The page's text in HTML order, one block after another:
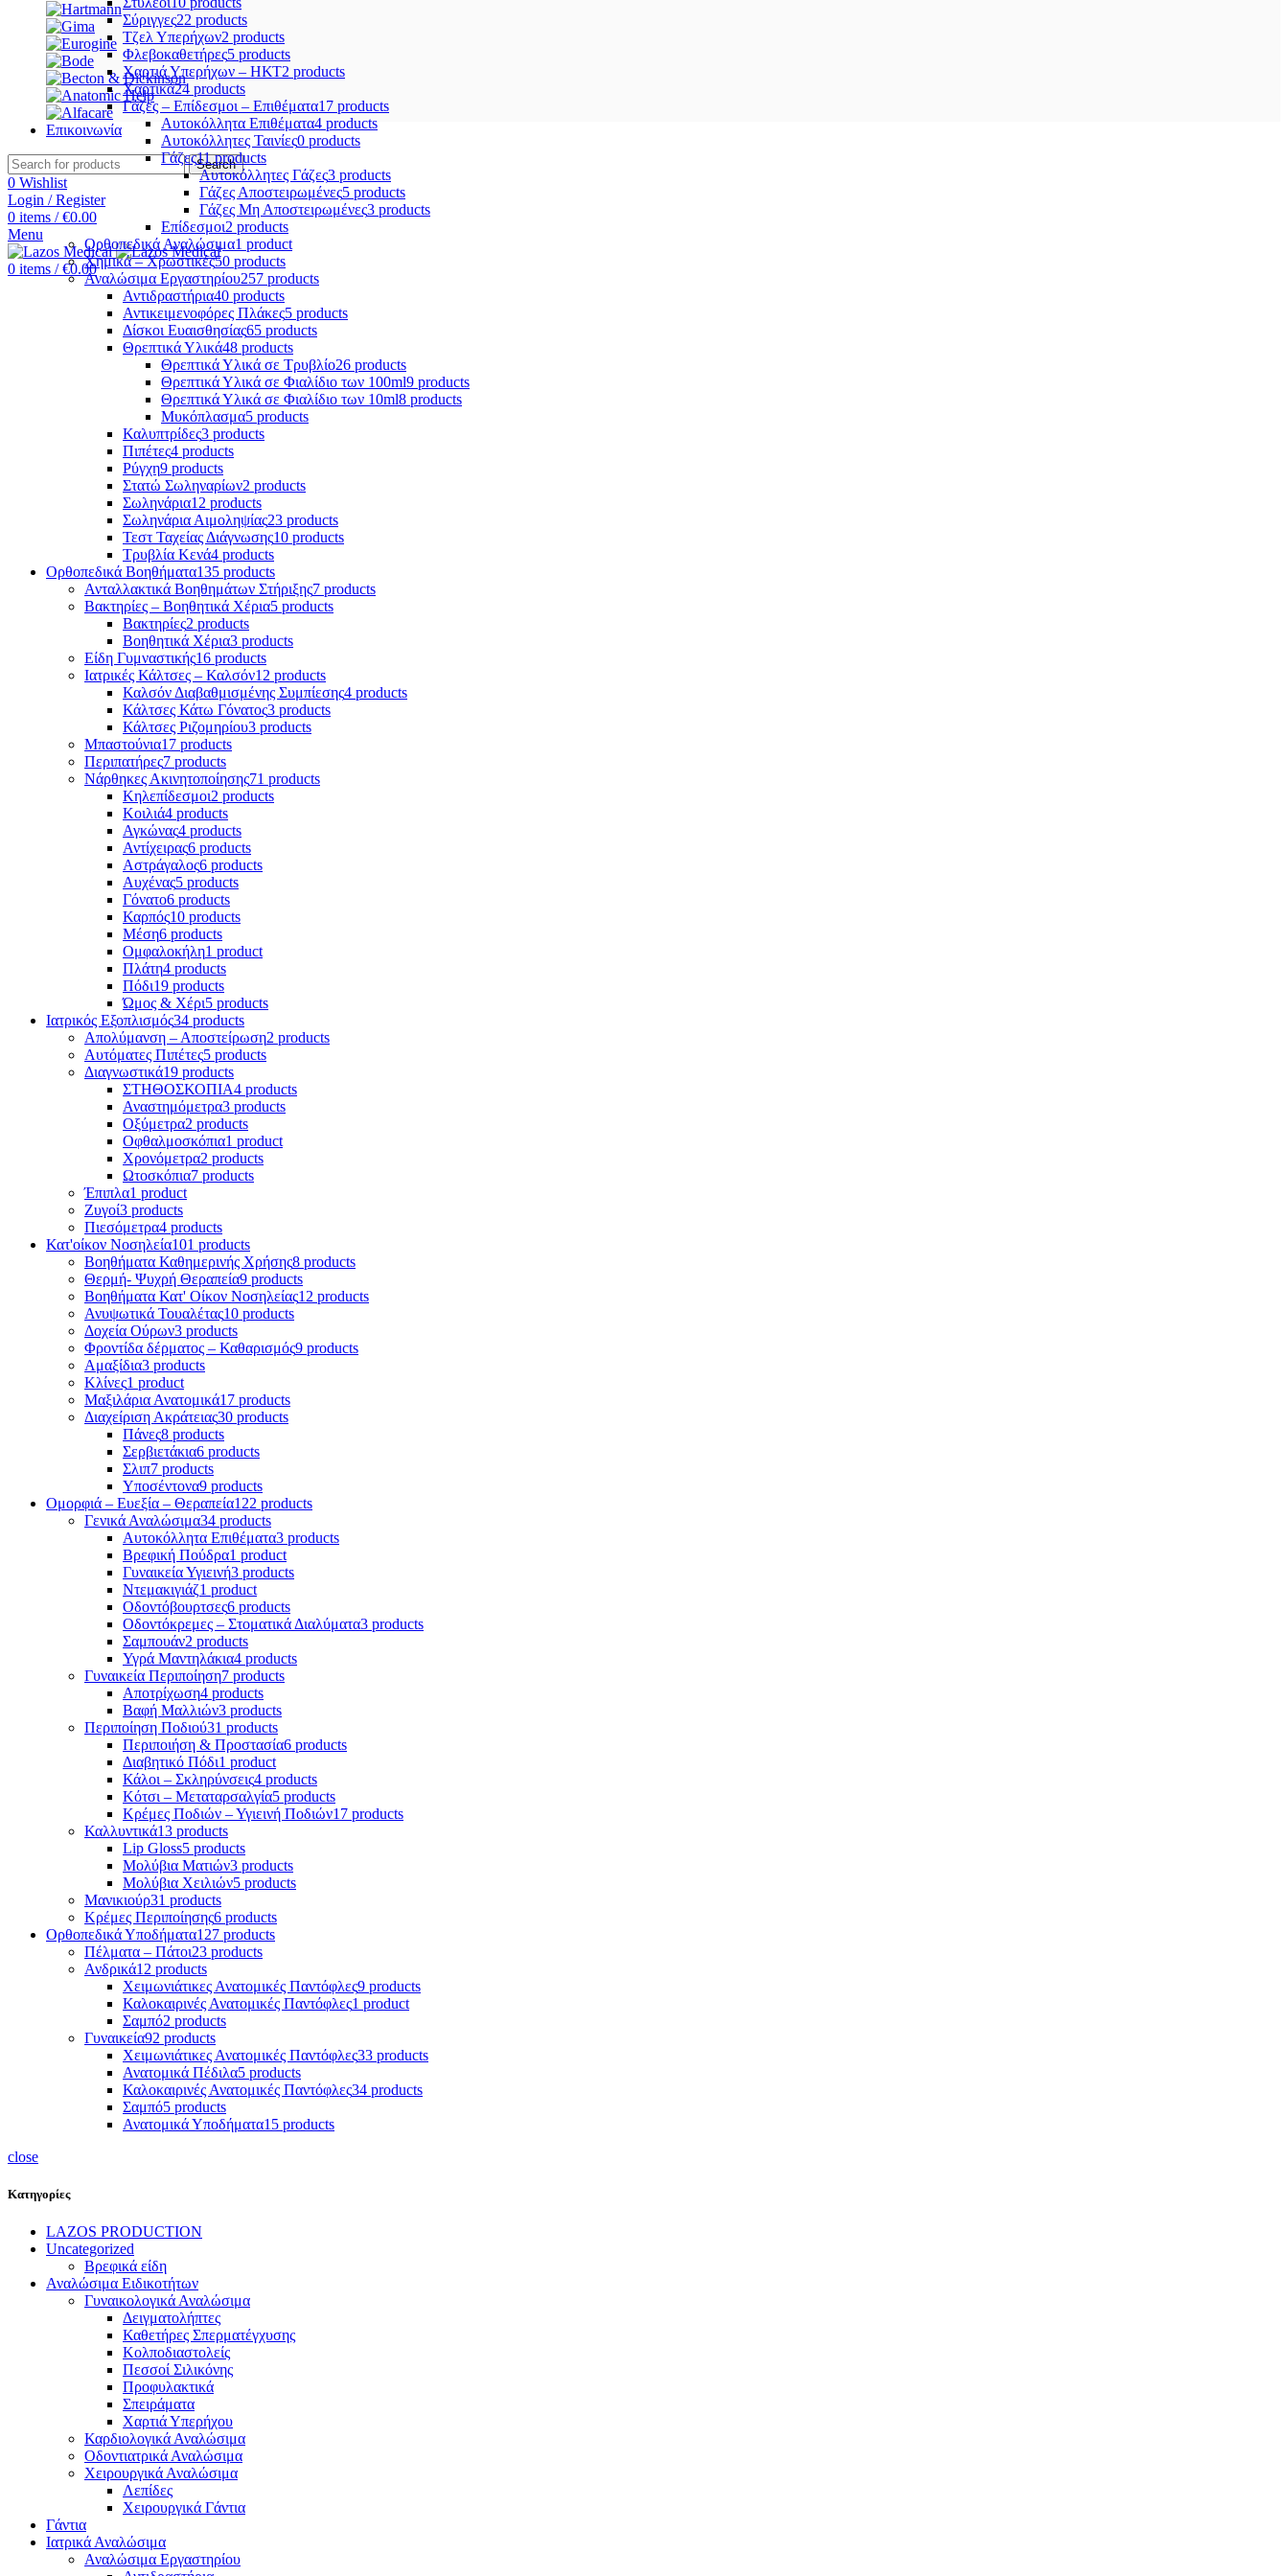
Επικοινωνία
Search
0 Wishlist
Login / Register
0 items / €0.00
Menu
0 items / €0.00
Σύριγγες22 products
Τζελ Υπερήχων2 products
Φλεβοκαθετήρες5 products
Χαρτιά Υπερήχων – ΗΚΤ2 products
Χαρτικά24 products
Γάζες – Επίδεσμοι – Επιθέματα17 products
Αυτοκόλλητα Επιθέματα4 products
Αυτοκόλλητες Ταινίες0 products
Γάζες11 products
Αυτοκόλλητες Γάζες3 products
Γάζες Αποστειρωμένες5 products
Γάζες Μη Αποστειρωμένες3 products
Επίδεσμοι2 products
Ορθοπεδικά Αναλώσιμα1 product
Χημικά – Χρωστικές50 products
Αναλώσιμα Εργαστηρίου257 products
Αντιδραστήρια40 products
Αντικειμενοφόρες Πλάκες5 products
Δίσκοι Ευαισθησίας65 products
Θρεπτικά Υλικά48 products
Θρεπτικά Υλικά σε Τρυβλίο26 products
Θρεπτικά Υλικά σε Φιαλίδιο των 100ml9 products
Θρεπτικά Υλικά σε Φιαλίδιο των 10ml8 products
Μυκόπλασμα5 products
Καλυπτρίδες3 products
Πιπέτες4 products
Ρύγχη9 products
Στατώ Σωληναρίων2 products
Σωληνάρια12 products
Σωληνάρια Αιμοληψίας23 products
Τεστ Ταχείας Διάγνωσης10 products
Τρυβλία Κενά4 products
Ορθοπεδικά Βοηθήματα135 products
Ανταλλακτικά Βοηθημάτων Στήριξης7 products
Βακτηρίες – Βοηθητικά Χέρια5 products
Βακτηρίες2 products
Βοηθητικά Χέρια3 products
Είδη Γυμναστικής16 products
Ιατρικές Κάλτσες – Καλσόν12 products
Καλσόν Διαβαθμισμένης Συμπίεσης4 products
Κάλτσες Κάτω Γόνατος3 products
Κάλτσες Ριζομηρίου3 products
Μπαστούνια17 products
Περιπατήρες7 products
Νάρθηκες Ακινητοποίησης71 products
Κηλεπίδεσμοι2 products
Κοιλιά4 products
Αγκώνας4 products
Αντίχειρας6 products
Αστράγαλος6 products
Αυχένας5 products
Γόνατο6 products
Καρπός10 products
Μέση6 products
Ομφαλοκήλη1 product
Πλάτη4 products
Πόδι19 products
Ώμος & Χέρι5 products
Ιατρικός Εξοπλισμός34 products
Απολύμανση – Αποστείρωση2 products
Αυτόματες Πιπέτες5 products
Διαγνωστικά19 products
ΣΤΗΘΟΣΚΟΠΙΑ4 products
Αναστημόμετρα3 products
Οξύμετρα2 products
Οφθαλμοσκόπια1 product
Χρονόμετρα2 products
Ωτοσκόπια7 products
Έπιπλα1 product
Ζυγοί3 products
Πιεσόμετρα4 products
Κατ'οίκον Νοσηλεία101 products
Βοηθήματα Καθημερινής Χρήσης8 products
Θερμή- Ψυχρή Θεραπεία9 products
Βοηθήματα Κατ' Οίκον Νοσηλείας12 products
Ανυψωτικά Τουαλέτας10 products
Δοχεία Ούρων3 products
Φροντίδα δέρματος – Καθαρισμός9 products
Αμαξίδια3 products
Κλίνες1 product
Μαξιλάρια Ανατομικά17 products
Διαχείριση Ακράτειας30 products
Πάνες8 products
Σερβιετάκια6 products
Σλιπ7 products
Υποσέντονα9 products
Ομορφιά – Ευεξία – Θεραπεία122 products
Γενικά Αναλώσιμα34 products
Αυτοκόλλητα Επιθέματα3 products
Βρεφική Πούδρα1 product
Γυναικεία Υγιεινή3 products
Ντεμακιγιάζ1 product
Οδοντόβουρτσες6 products
Οδοντόκρεμες – Στοματικά Διαλύματα3 products
Σαμπουάν2 products
Υγρά Μαντηλάκια4 products
Γυναικεία Περιποίηση7 products
Αποτρίχωση4 products
Βαφή Μαλλιών3 products
Περιποίηση Ποδιού31 products
Περιποιήση & Προστασία6 products
Διαβητικό Πόδι1 product
Κάλοι – Σκληρύνσεις4 products
Κότσι – Μεταταρσαλγία5 products
Κρέμες Ποδιών – Υγιεινή Ποδιών17 products
Καλλυντικά13 products
Lip Gloss5 products
Μολύβια Ματιών3 products
Μολύβια Χειλιών5 products
Μανικιούρ31 products
Κρέμες Περιποίησης6 products
Ορθοπεδικά Υποδήματα127 products
Πέλματα – Πάτοι23 products
Ανδρικά12 products
Χειμωνιάτικες Ανατομικές Παντόφλες9 products
Καλοκαιρινές Ανατομικές Παντόφλες1 product
Σαμπό2 products
Γυναικεία92 products
Χειμωνιάτικες Ανατομικές Παντόφλες33 products
Ανατομικά Πέδιλα5 products
Καλοκαιρινές Ανατομικές Παντόφλες34 products
Σαμπό5 products
Ανατομικά Υποδήματα15 products
close
Κατηγορίες
LAZOS PRODUCTION
Uncategorized
Βρεφικά είδη
Αναλώσιμα Ειδικοτήτων
Γυναικολογικά Αναλώσιμα
Δειγματολήπτες
Καθετήρες Σπερματέγχυσης
Κολποδιαστολείς
Πεσσοί Σιλικόνης
Προφυλακτικά
Σπειράματα
Χαρτιά Υπερήχου
Καρδιολογικά Αναλώσιμα
Οδοντιατρικά Αναλώσιμα
Χειρουργικά Αναλώσιμα
Λεπίδες
Χειρουργικά Γάντια
Γάντια
Ιατρικά Αναλώσιμα
Αναλώσιμα Εργαστηρίου